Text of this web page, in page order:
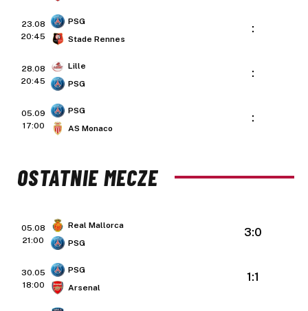
23.08
20:45
PSG
Stade Rennes
:
28.08
20:45
Lille
PSG
:
05.09
17:00
PSG
AS Monaco
:
OSTATNIE MECZE
05.08
21:00
Real Mallorca
PSG
3:0
30.05
18:00
PSG
Arsenal
1:1